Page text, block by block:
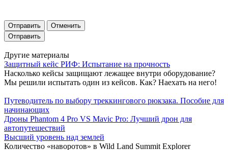
Отправить Отменить
Другие материалы
Защитный кейс РИФ: Испытание на прочность
Насколько кейсы защищают лежащее внутри оборудование?
Мы решили испытать один из кейсов. Как? Наехать на него!
Путеводитель по выбору треккингового рюкзака. Пособие для
начинающих
Дроны Phantom 4 Pro VS Mavic Pro: Лучший дрон для
автопутешествий
Высший уровень над землей
Количество «наворотов» в Wild Land Summit Explorer